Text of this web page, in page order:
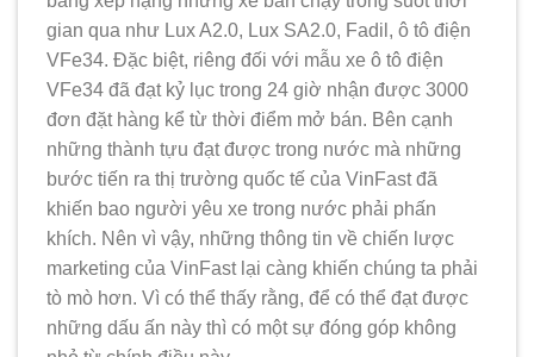
gian qua như Lux A2.0, Lux SA2.0, Fadil, ô tô điện
VFe34. Đặc biệt, riêng đối với mẫu xe ô tô điện
VFe34 đã đạt kỷ lục trong 24 giờ nhận được 3000
đơn đặt hàng kể từ thời điểm mở bán. Bên cạnh
những thành tựu đạt được trong nước mà những
bước tiến ra thị trường quốc tế của VinFast đã
khiến bao người yêu xe trong nước phải phấn
khích. Nên vì vậy, những thông tin về chiến lược
marketing của VinFast lại càng khiến chúng ta phải
tò mò hơn. Vì có thể thấy rằng, để có thể đạt được
những dấu ấn này thì có một sự đóng góp không